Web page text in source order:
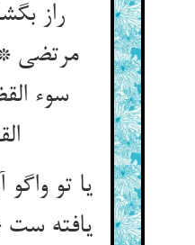
راز
مرتضی
سوء
یا تو
یافته ست